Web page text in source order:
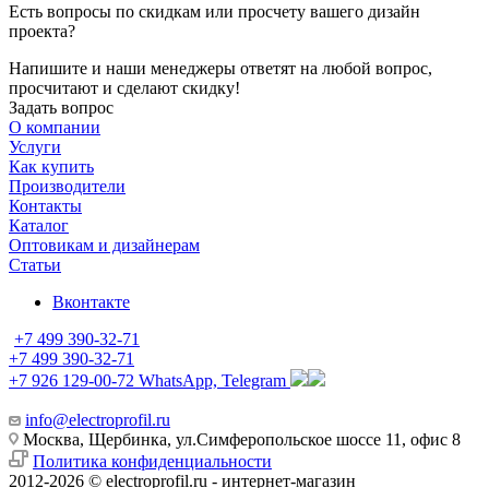
Есть вопросы по скидкам или просчету вашего дизайн
проекта?
Напишите и наши менеджеры ответят на любой вопрос,
просчитают и сделают скидку!
Задать вопрос
О компании
Услуги
Как купить
Производители
Контакты
Каталог
Оптовикам и дизайнерам
Статьи
Вконтакте
+7 499 390-32-71
+7 499 390-32-71
+7 926 129-00-72 WhatsApp, Telegram
info@electroprofil.ru
Москва, Щербинка, ул.Симферопольское шоссе 11, офис 8
Политика конфиденциальности
2012-2026 © electroprofil.ru - интернет-магазин